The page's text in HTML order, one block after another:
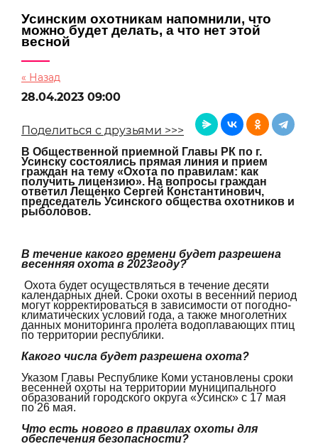
Усинским охотникам напомнили, что
можно будет делать, а что нет этой
весной
« Назад
28.04.2023 09:00
Поделиться с друзьями >>>
В Общественной приемной Главы РК по г.
Усинску состоялись прямая линия и прием
граждан на тему «Охота по правилам: как
получить лицензию». На вопросы граждан
ответил Лещенко Сергей Константинович,
председатель Усинского общества охотников и
рыболовов.
В течение какого времени будет разрешена
весенняя охота в 2023году?
Охота будет осуществляться в течение десяти
календарных дней. Сроки охоты в весенний период
могут корректироваться в зависимости от погодно-
климатических условий года, а также многолетних
данных мониторинга пролета водоплавающих птиц
по территории республики.
Какого числа будет разрешена охота?
Указом Главы Республике Коми установлены сроки
весенней охоты на территории муниципального
образований городского округа «Усинск» с 17 мая
по 26 мая.
Что есть нового в правилах охоты для
обеспечения безопасности?